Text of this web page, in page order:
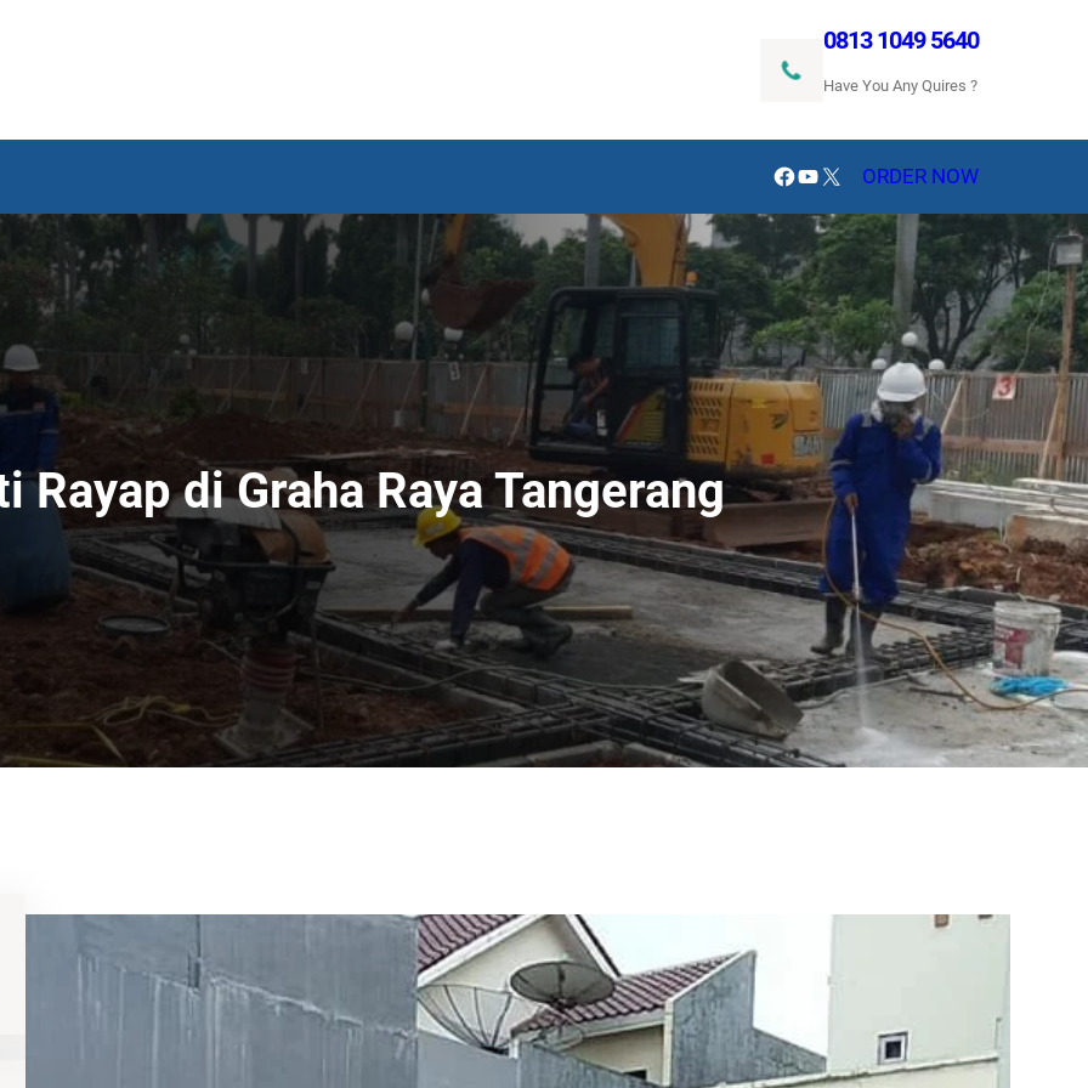
0813 1049 5640
Have You Any Quires ?
Facebook
YouTube
X ORDER NOW
Rayap di Graha Raya Tangerang